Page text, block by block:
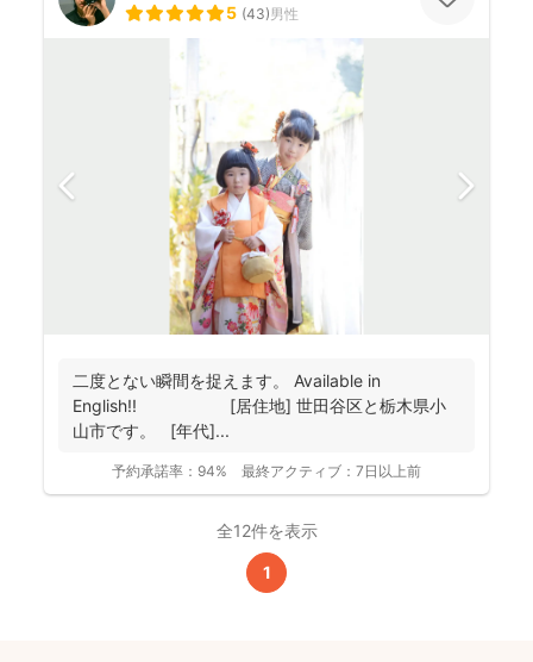
5 (43)男性
二度とない瞬間を捉えます。 Available in
English!! [居住地] 世田谷区と栃木県小
山市です。 [年代]...
予約承諾率： 94% 最終アクティブ： 7日以上前
全12件を表示
1